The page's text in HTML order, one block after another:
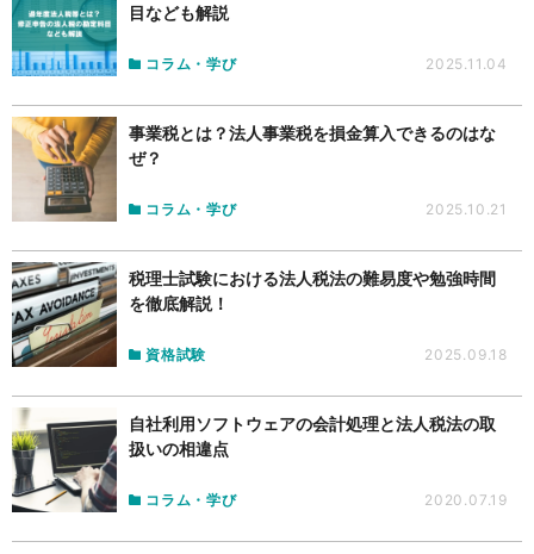
目なども解説
コラム・学び 2025.11.04
事業税とは？法人事業税を損金算入できるのはな
ぜ？
コラム・学び 2025.10.21
税理士試験における法人税法の難易度や勉強時間
を徹底解説！
資格試験 2025.09.18
自社利用ソフトウェアの会計処理と法人税法の取
扱いの相違点
コラム・学び 2020.07.19